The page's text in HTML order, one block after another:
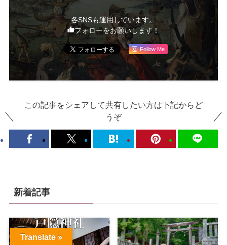
各SNSも運用しています。
フォローをお願いします！
Follow Me
この記事をシェアして共有したい方は下記からど
うぞ
新着記事
Translate »